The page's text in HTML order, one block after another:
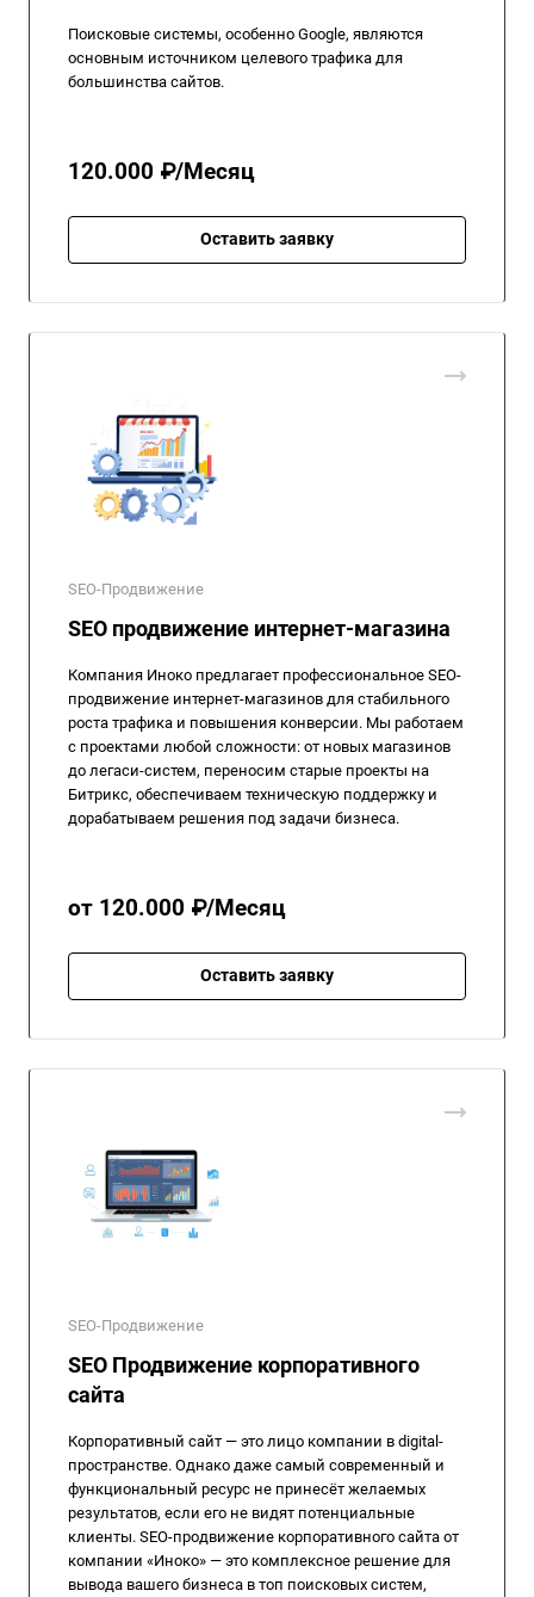
Поисковые системы, особенно Google, являются
основным источником целевого трафика для
большинства сайтов.
120.000 ₽/Месяц
Оставить заявку
SEO-Продвижение
SEO продвижение интернет-магазина
Компания Иноко предлагает профессиональное SEO-
продвижение интернет-магазинов для стабильного
роста трафика и повышения конверсии. Мы работаем
с проектами любой сложности: от новых магазинов
до легаси-систем, переносим старые проекты на
Битрикс, обеспечиваем техническую поддержку и
дорабатываем решения под задачи бизнеса.
от 120.000 ₽/Месяц
Оставить заявку
SEO-Продвижение
SEO Продвижение корпоративного
сайта
Корпоративный сайт — это лицо компании в digital-
пространстве. Однако даже самый современный и
функциональный ресурс не принесёт желаемых
результатов, если его не видят потенциальные
клиенты. SEO-продвижение корпоративного сайта от
компании «Иноко» — это комплексное решение для
вывода вашего бизнеса в топ поисковых систем,